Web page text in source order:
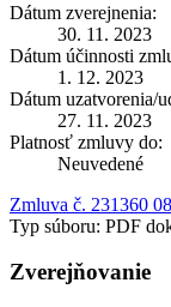
Dátum zverejnenia:
30. 11. 2023
Dátum účinnosti
1. 12. 2023
Dátum uzatvorenia/
27. 11. 2023
Platnosť zmluvy do:
Neuvedené
Zmluva č. 231360
Typ súboru: PDF
Zverejňovanie